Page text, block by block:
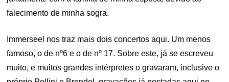
falecimento de minha sogra.
Immerseel nos traz mais dois concertos aqui. Um menos
famoso, o de nº6 e o de nº 17. Sobre este, já se escreveu
muito, e muitos grandes intérpretes o gravaram, inclusive o